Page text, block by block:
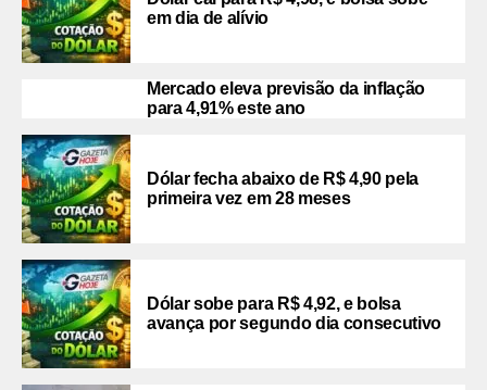
em dia de alívio
Mercado eleva previsão da inflação
para 4,91% este ano
Dólar fecha abaixo de R$ 4,90 pela
primeira vez em 28 meses
Dólar sobe para R$ 4,92, e bolsa
avança por segundo dia consecutivo